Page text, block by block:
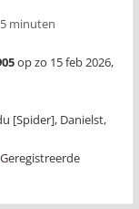
minuten
op zo 15 feb 2026,
[Spider], Danielst,
Geregistreerde